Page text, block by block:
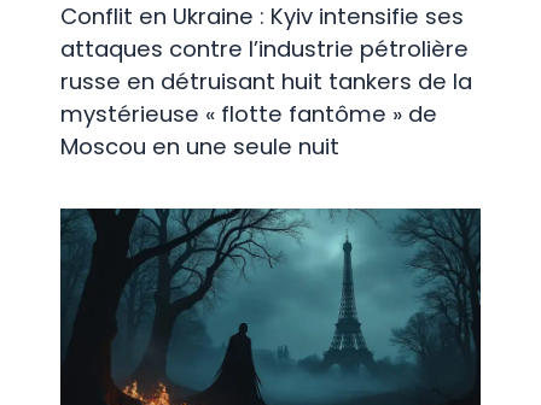
Conflit en Ukraine : Kyiv intensifie ses
attaques contre l’industrie pétrolière
russe en détruisant huit tankers de la
mystérieuse « flotte fantôme » de
Moscou en une seule nuit